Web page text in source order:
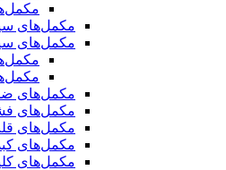
مکمل‌های
مکمل‌های
مکمل‌های
مکمل‌های
مکمل‌های
مکمل‌های
مکمل‌های